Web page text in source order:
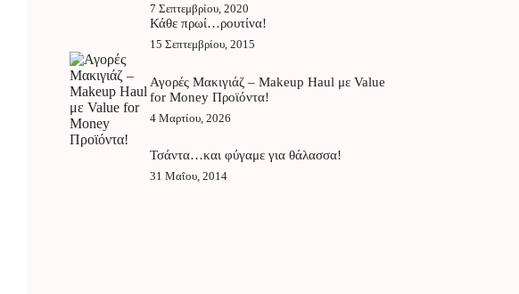
7 Σεπτεμβρίου, 2020
Κάθε πρωί…ρουτίνα!
15 Σεπτεμβρίου, 2015
Αγορές Μακιγιάζ – Makeup Haul με Value
for Money Προϊόντα!
4 Μαρτίου, 2026
Τσάντα…και φύγαμε για θάλασσα!
31 Μαΐου, 2014